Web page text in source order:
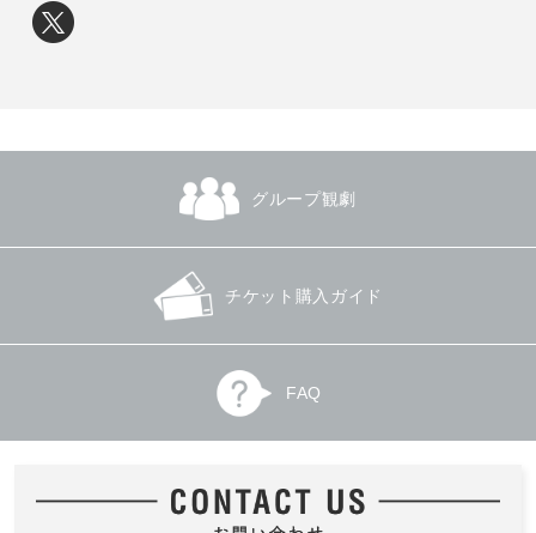
グループ観劇
チケット購入ガイド
FAQ